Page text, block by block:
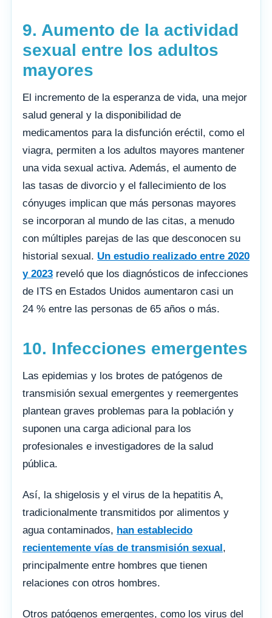
9. Aumento de la actividad
sexual entre los adultos
mayores
El incremento de la esperanza de vida, una mejor
salud general y la disponibilidad de
medicamentos para la disfunción eréctil, como el
viagra, permiten a los adultos mayores mantener
una vida sexual activa. Además, el aumento de
las tasas de divorcio y el fallecimiento de los
cónyuges implican que más personas mayores
se incorporan al mundo de las citas, a menudo
con múltiples parejas de las que desconocen su
historial sexual. Un estudio realizado entre 2020
y 2023 reveló que los diagnósticos de infecciones
de ITS en Estados Unidos aumentaron casi un
24 % entre las personas de 65 años o más.
10. Infecciones emergentes
Las epidemias y los brotes de patógenos de
transmisión sexual emergentes y reemergentes
plantean graves problemas para la población y
suponen una carga adicional para los
profesionales e investigadores de la salud
pública.
Así, la shigelosis y el virus de la hepatitis A,
tradicionalmente transmitidos por alimentos y
agua contaminados, han establecido
recientemente vías de transmisión sexual,
principalmente entre hombres que tienen
relaciones con otros hombres.
Otros patógenos emergentes, como los virus del